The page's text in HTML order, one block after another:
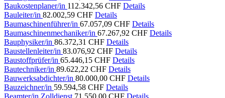
Baukostenplaner/in 112.342,56 CHF Details
Bauleiter/in 82.002,59 CHF Details
Baumaschinenführer/in 67.057,09 CHF Details
Baumaschinenmechaniker/in 67.267,92 CHF Details
Bauphysiker/in 86.372,31 CHF Details
Baustellenleiter/in 83.076,92 CHF Details
Baustoffprüfer/in 65.446,15 CHF Details
Bautechniker/in 89.622,22 CHF Details
Bauwerksabdichter/in 80.000,00 CHF Details
Bauzeichner/in 59.594,58 CHF Details
Beamter/in Zolldienst 71.550,00 CHF Details